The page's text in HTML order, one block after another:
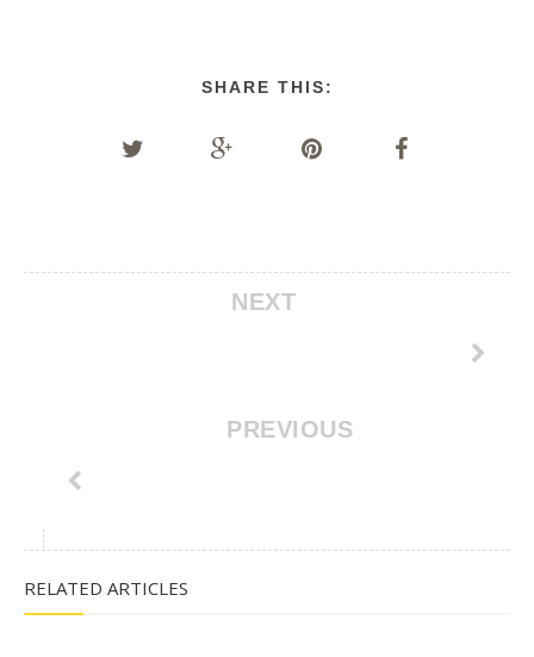
SHARE THIS:
NEXT
PREVIOUS
RELATED ARTICLES